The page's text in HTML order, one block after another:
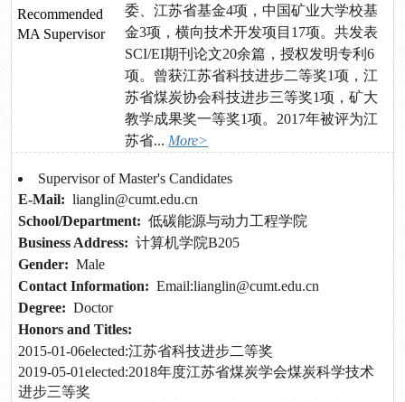
Recommended
MA Supervisor
委、江苏省基金4项，中国矿业大学校基
金3项，横向技术开发项目17项。共发表
SCI/EI期刊论文20余篇，授权发明专利6
项。曾获江苏省科技进步二等奖1项，江
苏省煤炭协会科技进步三等奖1项，矿大
教学成果奖一等奖1项。2017年被评为江
苏省... More>
Supervisor of Master's Candidates
E-Mail: lianglin@cumt.edu.cn
School/Department: 低碳能源与动力工程学院
Business Address: 计算机学院B205
Gender: Male
Contact Information: Email:lianglin@cumt.edu.cn
Degree: Doctor
Honors and Titles:
2015-01-06elected:江苏省科技进步二等奖
2019-05-01elected:2018年度江苏省煤炭学会煤炭科学技术
进步三等奖